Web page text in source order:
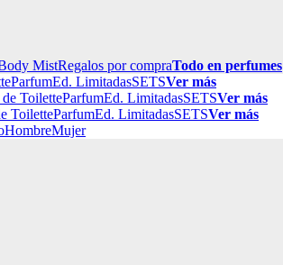
MistRegalos por compraTodo en perfumes
ParfumEd. LimitadasSETSVer más
ToiletteParfumEd. LimitadasSETSVer más
ToiletteParfumEd. LimitadasSETSVer más
HombreMujer